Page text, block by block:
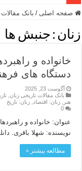
صفحه اصلی / بانک
زنان : جنبش ها
خانواده و
دستگاه های
آگوست 23, 2025
بانک مقالات تاریخی زنان ,
هنر
,زنان: اقتصاد ,زنان: تاریخ
0
عنوان: خانواده و
نویسنده: شهلا باقری.
مطالعه بیشتر »